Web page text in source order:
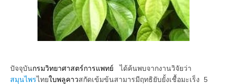
ปัจจุบันกรมวิทยาศาสตร์การแพทย์ ได้ค้นพบจากงานวิจัยว่า
สมุนไพรไทยใบพลูคาวสกัดเข้มข้นสามารมีฤทธิยับยั้งเชื้อมะเร็ง 5